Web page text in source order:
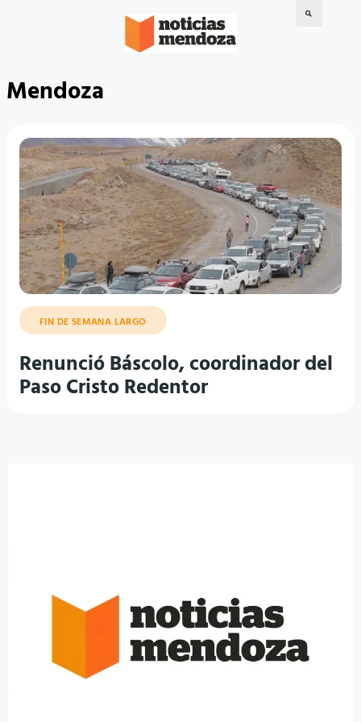
Mendoza
FIN DE SEMANA LARGO
Renunció Báscolo, coordinador del
Paso Cristo Redentor